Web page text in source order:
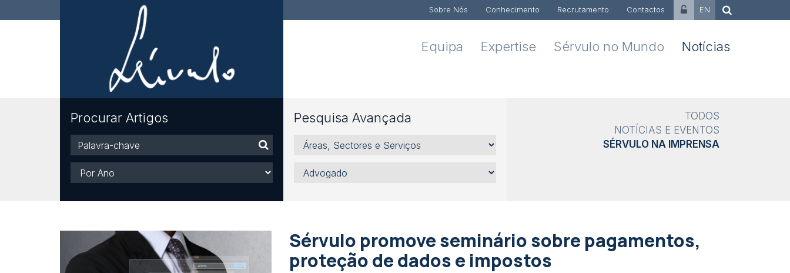
Sobre Nós Conhecimento Recrutamento Contactos EN
Equipa Expertise Sérvulo no Mundo Notícias
Procurar Artigos
Palavra-
chave
Ano
Pesquisa Avançada
Áreas,
Sectores
Serviços
Advogado
TODOS
NOTÍCIAS E EVENTOS
SÉRVULO NA IMPRENSA
Sérvulo promove seminário sobre pagamentos,
proteção de dados e impostos